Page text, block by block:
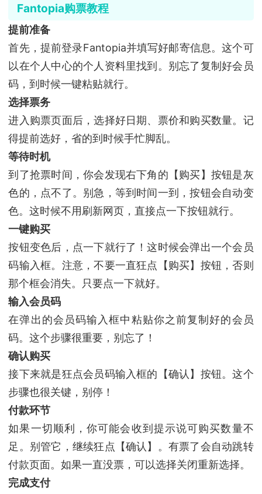
Fantopia购票教程
提前准备
首先，提前登录Fantopia并填写好邮寄信息。这个可
以在个人中心的个人资料里找到。别忘了复制好会员
码，到时候一键粘贴就行。
选择票务
进入购票页面后，选择好日期、票价和购买数量。记
得提前选好，省的到时候手忙脚乱。
等待时机
到了抢票时间，你会发现右下角的【购买】按钮是灰
色的，点不了。别急，等到时间一到，按钮会自动变
色。这时候不用刷新网页，直接点一下按钮就行。
一键购买
按钮变色后，点一下就行了！这时候会弹出一个会员
码输入框。注意，不要一直狂点【购买】按钮，否则
那个框会消失。只要点一下就好。
输入会员码
在弹出的会员码输入框中粘贴你之前复制好的会员
码。这个步骤很重要，别忘了！
确认购买
接下来就是狂点会员码输入框的【确认】按钮。这个
步骤也很关键，别停！
付款环节
如果一切顺利，你可能会收到提示说可购买数量不
足。别管它，继续狂点【确认】。有票了会自动跳转
付款页面。如果一直没票，可以选择关闭重新选择。
完成支付